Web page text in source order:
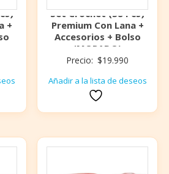
+
Set Crochet (58 Pcs)
Premium Con Lana +
Accesorios + Bolso
(MORADO)
Precio: $19.990
Añadir a la lista de deseos